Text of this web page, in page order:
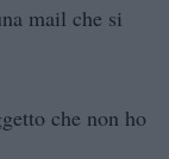
mail che si
che non ho